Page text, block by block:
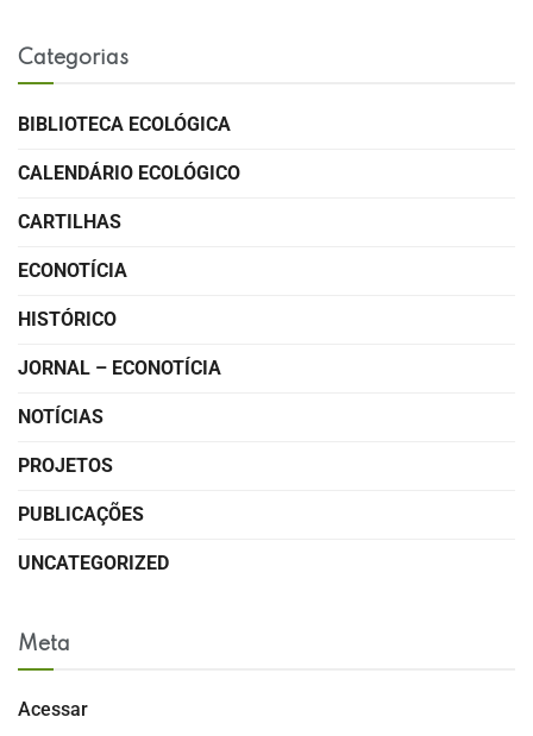
Categorias
BIBLIOTECA ECOLÓGICA
CALENDÁRIO ECOLÓGICO
CARTILHAS
ECONOTÍCIA
HISTÓRICO
JORNAL – ECONOTÍCIA
NOTÍCIAS
PROJETOS
PUBLICAÇÕES
UNCATEGORIZED
Meta
Acessar